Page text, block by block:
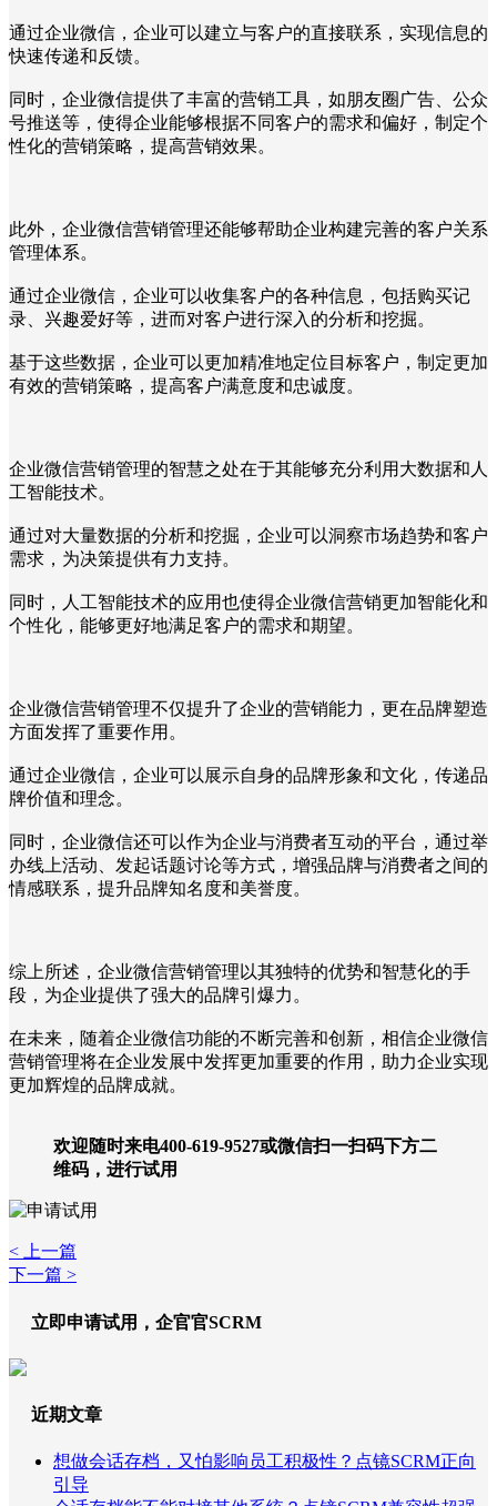
通过企业微信，企业可以建立与客户的直接联系，实现信息的
快速传递和反馈。
同时，企业微信提供了丰富的营销工具，如朋友圈广告、公众
号推送等，使得企业能够根据不同客户的需求和偏好，制定个
性化的营销策略，提高营销效果。
此外，企业微信营销管理还能够帮助企业构建完善的客户关系
管理体系。
通过企业微信，企业可以收集客户的各种信息，包括购买记
录、兴趣爱好等，进而对客户进行深入的分析和挖掘。
基于这些数据，企业可以更加精准地定位目标客户，制定更加
有效的营销策略，提高客户满意度和忠诚度。
企业微信营销管理的智慧之处在于其能够充分利用大数据和人
工智能技术。
通过对大量数据的分析和挖掘，企业可以洞察市场趋势和客户
需求，为决策提供有力支持。
同时，人工智能技术的应用也使得企业微信营销更加智能化和
个性化，能够更好地满足客户的需求和期望。
企业微信营销管理不仅提升了企业的营销能力，更在品牌塑造
方面发挥了重要作用。
通过企业微信，企业可以展示自身的品牌形象和文化，传递品
牌价值和理念。
同时，企业微信还可以作为企业与消费者互动的平台，通过举
办线上活动、发起话题讨论等方式，增强品牌与消费者之间的
情感联系，提升品牌知名度和美誉度。
综上所述，企业微信营销管理以其独特的优势和智慧化的手
段，为企业提供了强大的品牌引爆力。
在未来，随着企业微信功能的不断完善和创新，相信企业微信
营销管理将在企业发展中发挥更加重要的作用，助力企业实现
更加辉煌的品牌成就。
欢迎随时来电400-619-9527或微信扫一扫码下方二
维码，进行试用
< 上一篇
下一篇 >
立即申请试用，企官官SCRM
近期文章
想做会话存档，又怕影响员工积极性？点镜SCRM正向
引导